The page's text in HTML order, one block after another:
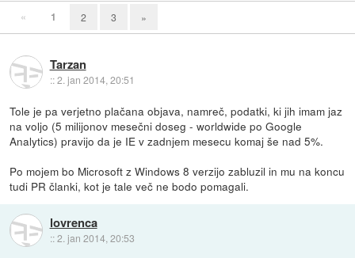
« 1 2 3 »
Tarzan
::2. jan 2014, 20:51
Tole je pa verjetno plačana objava, namreč, podatki, ki jih imam jaz
na voljo (5 milijonov mesečni doseg - worldwide po Google
Analytics) pravijo da je IE v zadnjem mesecu komaj še nad 5%.
Po mojem bo Microsoft z Windows 8 verzijo zabluzil in mu na koncu
tudi PR članki, kot je tale več ne bodo pomagali.
lovrenca
::2. jan 2014, 20:53